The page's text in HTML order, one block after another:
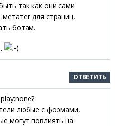
так как они сами
для страниц,
ботам.
ОТВЕТИТЬ
любые с формами,
могут повлиять на